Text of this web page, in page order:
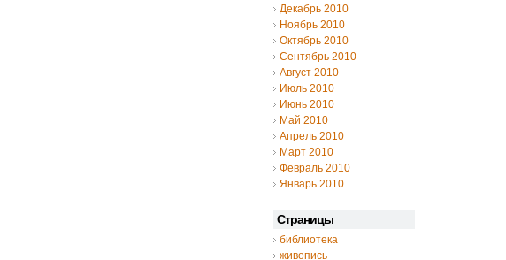
Декабрь 2010
Ноябрь 2010
Октябрь 2010
Сентябрь 2010
Август 2010
Июль 2010
Июнь 2010
Май 2010
Апрель 2010
Март 2010
Февраль 2010
Январь 2010
Страницы
библиотека
живопись